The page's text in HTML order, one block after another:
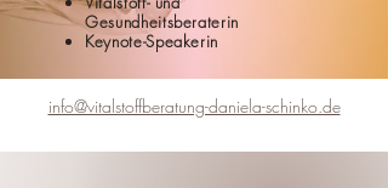
Gesundheitsberaterin
Keynote-Speakerin​
info@vitalstoffberatung-daniela-schinko.de